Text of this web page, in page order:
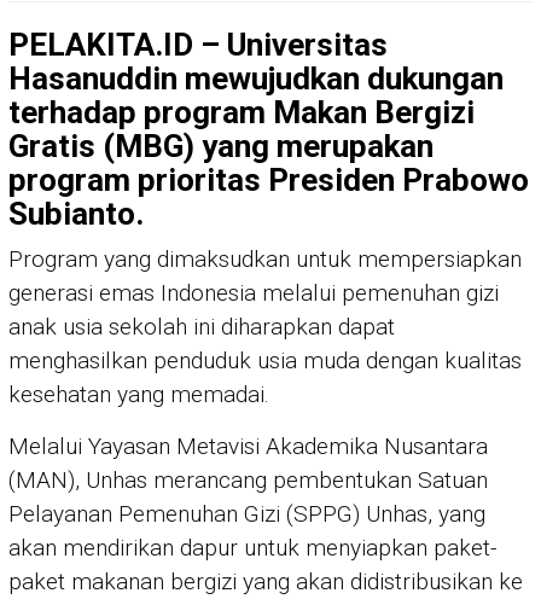
PELAKITA.ID – Universitas
Hasanuddin mewujudkan dukungan
terhadap program Makan Bergizi
Gratis (MBG) yang merupakan
program prioritas Presiden Prabowo
Subianto.
Program yang dimaksudkan untuk mempersiapkan
generasi emas Indonesia melalui pemenuhan gizi
anak usia sekolah ini diharapkan dapat
menghasilkan penduduk usia muda dengan kualitas
kesehatan yang memadai.
Melalui Yayasan Metavisi Akademika Nusantara
(MAN), Unhas merancang pembentukan Satuan
Pelayanan Pemenuhan Gizi (SPPG) Unhas, yang
akan mendirikan dapur untuk menyiapkan paket-
paket makanan bergizi yang akan didistribusikan ke